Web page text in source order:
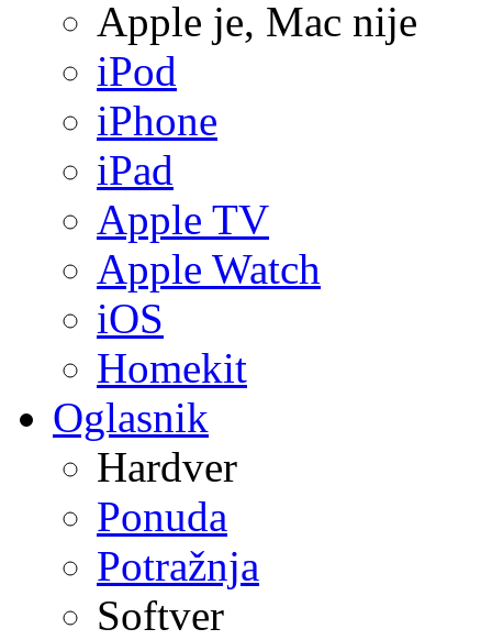
Apple je, Mac nije
iPod
iPhone
iPad
Apple TV
Apple Watch
iOS
Homekit
Oglasnik
Hardver
Ponuda
Potražnja
Softver